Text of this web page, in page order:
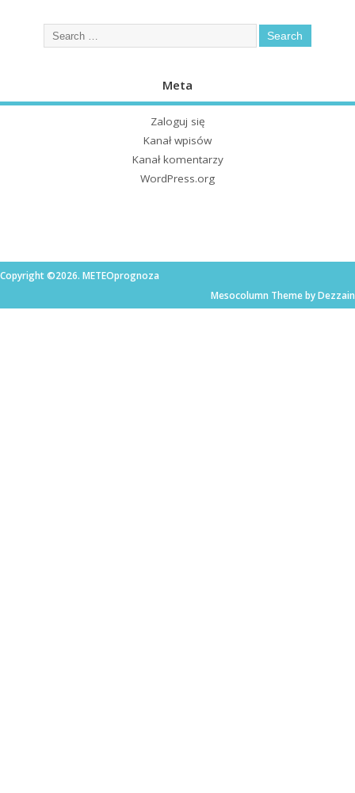
Meta
Zaloguj się
Kanał wpisów
Kanał komentarzy
WordPress.org
Copyright ©2026. METEOprognoza
Mesocolumn Theme by Dezzain